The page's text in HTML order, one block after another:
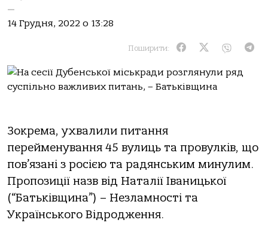
—
14 Грудня, 2022 о 13:28
Поширити:
Зокрема, ухвалили питання
перейменування 45 вулиць та провулків, що
пов’язані з росією та радянським минулим.
Пропозиції назв від Наталії Іваницької
(“Батьківщина”) – Незламності та
Українського Відродження.